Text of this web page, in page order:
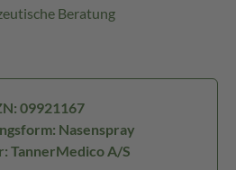
Beratung
09921167
Nasenspray
TannerMedico A/S